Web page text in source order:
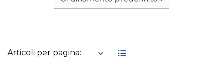
Articoli per pagina: